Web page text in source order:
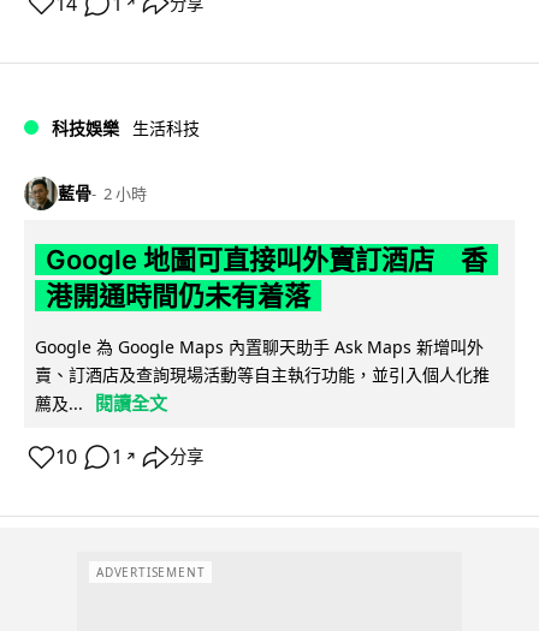
科技娛樂 生活科技
藍骨 2 小時
Google 地圖可直接叫外賣訂酒店 香
港開通時間仍未有着落
Google 為 Google Maps 內置聊天助手 Ask Maps 新增叫外
賣、訂酒店及查詢現場活動等自主執行功能，並引入個人化推
薦及...
閱讀全文
10 1 ↗ 分享
ADVERTISEMENT